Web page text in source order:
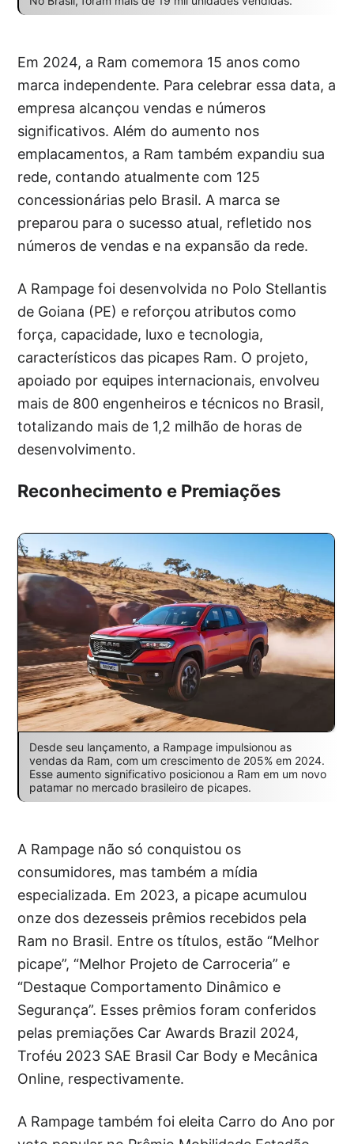
Em 2024, a Ram comemora 15 anos como
marca independente. Para celebrar essa data, a
empresa alcançou vendas e números
significativos. Além do aumento nos
emplacamentos, a Ram também expandiu sua
rede, contando atualmente com 125
concessionárias pelo Brasil. A marca se
preparou para o sucesso atual, refletido nos
números de vendas e na expansão da rede.
A Rampage foi desenvolvida no Polo Stellantis
de Goiana (PE) e reforçou atributos como
força, capacidade, luxo e tecnologia,
característicos das picapes Ram. O projeto,
apoiado por equipes internacionais, envolveu
mais de 800 engenheiros e técnicos no Brasil,
totalizando mais de 1,2 milhão de horas de
desenvolvimento.
Reconhecimento e Premiações
Desde seu lançamento, a Rampage impulsionou as
vendas da Ram, com um crescimento de 205% em 2024.
Esse aumento significativo posicionou a Ram em um novo
patamar no mercado brasileiro de picapes.
A Rampage não só conquistou os
consumidores, mas também a mídia
especializada. Em 2023, a picape acumulou
onze dos dezesseis prêmios recebidos pela
Ram no Brasil. Entre os títulos, estão “Melhor
picape”, “Melhor Projeto de Carroceria” e
“Destaque Comportamento Dinâmico e
Segurança”. Esses prêmios foram conferidos
pelas premiações Car Awards Brazil 2024,
Troféu 2023 SAE Brasil Car Body e Mecânica
Online, respectivamente.
A Rampage também foi eleita Carro do Ano por